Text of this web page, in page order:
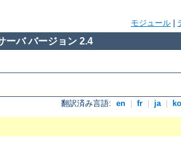
モジュール
ーバ バージョン 2.4
翻訳済み言語: en fr ja ko